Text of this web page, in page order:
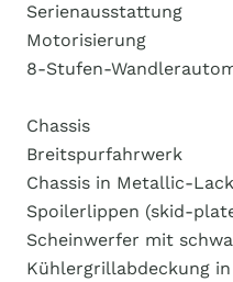
Serienausstattung
Motorisierung
8-Stufen-
Chassis
Breitspurfahrwerk
Chassis in Metallic-
Spoilerlippen (skid-
Scheinwerfer mit
Kühlergrillabdeckung